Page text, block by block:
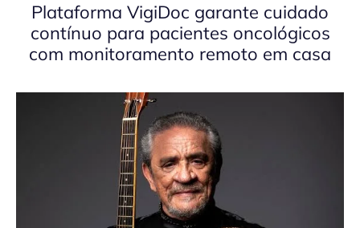
Plataforma VigiDoc garante cuidado
contínuo para pacientes oncológicos
com monitoramento remoto em casa